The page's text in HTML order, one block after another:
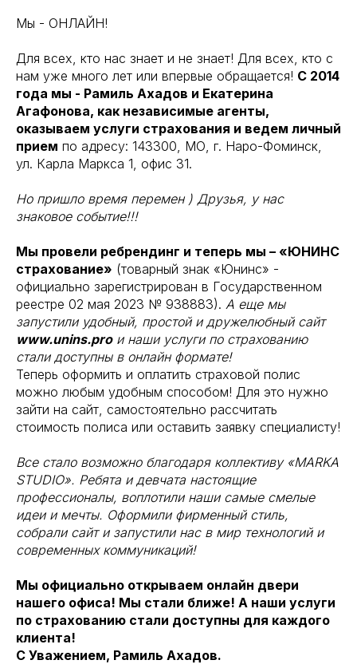
Мы - ОНЛАЙН!
Для всех, кто нас знает и не знает! Для всех, кто с
нам уже много лет или впервые обращается! С 2014
года мы - Рамиль Ахадов и Екатерина
Агафонова, как независимые агенты,
оказываем услуги страхования и ведем личный
прием по адресу: 143300, МО, г. Наро-Фоминск,
ул. Карла Маркса 1, офис 31.
Но пришло время перемен ) Друзья, у нас
знаковое событие!!!
Мы провели ребрендинг и теперь мы – «ЮНИНС
страхование» (товарный знак «Юнинс» -
официально зарегистрирован в Государственном
реестре 02 мая 2023 № 938883). А еще мы
запустили удобный, простой и дружелюбный сайт
www.unins.proи наши услуги по страхованию
стали доступны в онлайн формате!
Теперь оформить и оплатить страховой полис
можно любым удобным способом! Для это нужно
зайти на сайт, самостоятельно рассчитать
стоимость полиса или оставить заявку специалисту!
Все стало возможно благодаря коллективу «MARKA
STUDIO». Ребята и девчата настоящие
профессионалы, воплотили наши самые смелые
идеи и мечты. Оформили фирменный стиль,
собрали сайт и запустили нас в мир технологий и
современных коммуникаций!
Мы официально открываем онлайн двери
нашего офиса! Мы стали ближе! А наши услуги
по страхованию стали доступны для каждого
клиента!
С Уважением, Рамиль Ахадов.